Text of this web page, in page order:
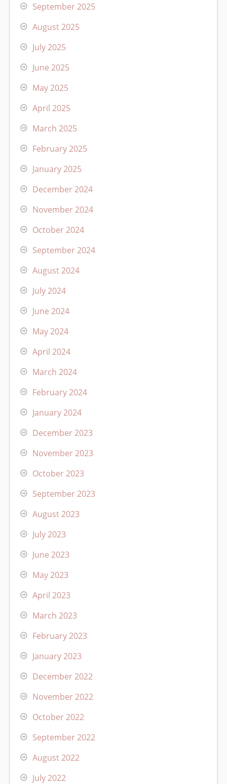
September 2025
August 2025
July 2025
June 2025
May 2025
April 2025
March 2025
February 2025
January 2025
December 2024
November 2024
October 2024
September 2024
August 2024
July 2024
June 2024
May 2024
April 2024
March 2024
February 2024
January 2024
December 2023
November 2023
October 2023
September 2023
August 2023
July 2023
June 2023
May 2023
April 2023
March 2023
February 2023
January 2023
December 2022
November 2022
October 2022
September 2022
August 2022
July 2022